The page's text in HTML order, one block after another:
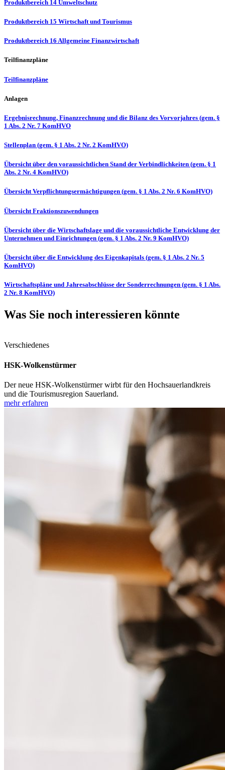
Produktbereich 14 Umweltschutz
Produktbereich 15 Wirtschaft und Tourismus
Produktbereich 16 Allgemeine Finanzwirtschaft
Teilfinanzpläne
Teilfinanzpläne
Anlagen
Ergebnisrechnung, Finanzrechnung und die Bilanz des Vorvorjahres (gem. §
1 Abs. 2 Nr. 7 KomHVO
Stellenplan (gem. § 1 Abs. 2 Nr. 2 KomHVO)
Übersicht über den voraussichtlichen Stand der Verbindlichkeiten (gem. § 1
Abs. 2 Nr. 4 KomHVO)
Übersicht Verpflichtungsermächtigungen (gem. § 1 Abs. 2 Nr. 6 KomHVO)
Übersicht Fraktionszuwendungen
Übersicht über die Wirtschaftslage und die voraussichtliche Entwicklung der
Unternehmen und Einrichtungen (gem. § 1 Abs. 2 Nr. 9 KomHVO)
Übersicht über die Entwicklung des Eigenkapitals (gem. § 1 Abs. 2 Nr. 5
KomHVO)
Wirtschaftspläne und Jahresabschlüsse der Sonderrechnungen (gem. § 1 Abs.
2 Nr. 8 KomHVO)
Was Sie noch interessieren könnte
Verschiedenes
HSK-Wolkenstürmer
Der neue HSK-Wolkenstürmer wirbt für den Hochsauerlandkreis
und die Tourismusregion Sauerland.
mehr erfahren